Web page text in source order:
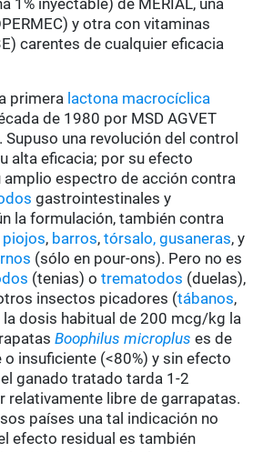
1% inyectable) de MERIAL, una
y otra con vitaminas
carentes de cualquier eficacia
primera lactona macrocíclica
de 1980 por MSD AGVET
Supuso una revolución del control
alta eficacia; por su efecto
espectro de acción contra
gastrointestinales y
la formulación, también contra
piojos, barros,tórsalo,gusaneras, y
(sólo en pour-ons). Pero no es
(tenias) otrematodos (duelas),
insectos picadores (tábanos,
la dosis habitual de 200 mcg/kg la
Boophilus microplus es de
insuficiente (<80%) y sin efecto
ganado tratado tarda 1-2
relativamente libre de garrapatas.
países una tal indicación no
efecto residual es también